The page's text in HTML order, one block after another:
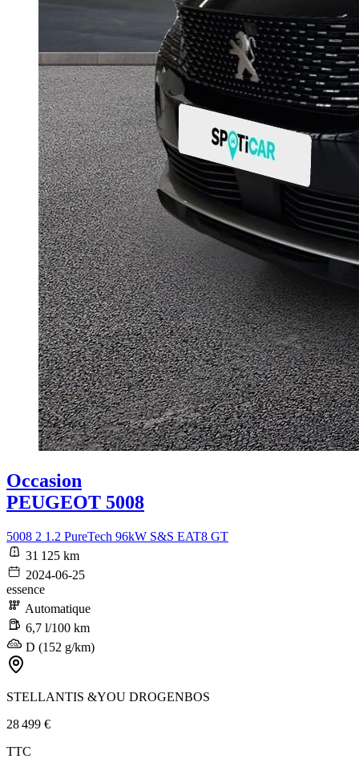
Occasion
PEUGEOT 5008
5008 2 1.2 PureTech 96kW S&S EAT8 GT
31 125 km
2024-06-25
essence
Automatique
6,7 l/100 km
D (152 g/km)
STELLANTIS &YOU DROGENBOS
28 499 €
TTC